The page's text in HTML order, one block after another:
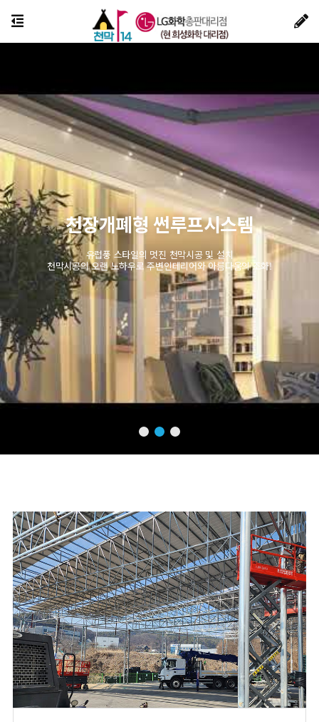
천장개폐형 썬루프시스템
유럽풍 스타일의 멋진 천막시공 및 설치
천막시공의 오랜 노하우로 주변인테리어와 아름다움의 조화!